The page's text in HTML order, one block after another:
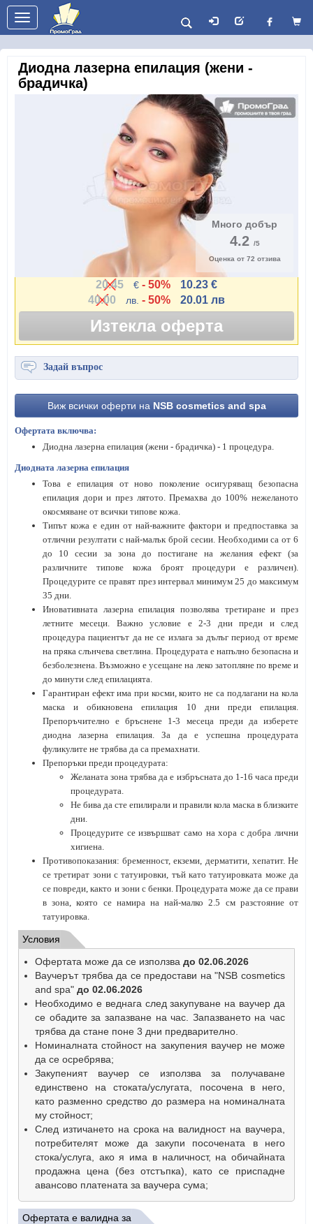
Toggle
navigation
Диодна лазерна епилация (жени -
брадичка)
Много добър
4.2 /5
Оценка от 72 отзива
20.45 € - 50%
10.23 €
40.00
лв. - 50% 20.01 лв
Изтекла оферта
Задай въпрос
Виж всички оферти на NSB cosmetics and spa
Офертата включва:
Диодна лазерна епилация (жени - брадичка) - 1 процедура
Диодната лазерна епилация
Това е епилация от ново поколение осигуряващ безопасна
епилация дори и през лятото. Премахва до 100% нежеланото
окосмяване от всички типове кожа.
Типът кожа е един от най-важните фактори и предпоставка за
отлични резултати с най-малък брой сесии. Необходими са от 6
до 10 сесии за зона до постигане на желания ефект (за
различните типове кожа броят процедури е различен).
Процедурите се правят през интервал минимум 25 до максимум
35 дни.
Иновативната лазерна епилация позволява третиране и през
летните месеци. Важно условие е 2-3 дни преди и след
процедура пациентът да не се излага за дълъг период от време
на пряка слънчева светлина. Процедурата е напълно безопасна и
безболезнена. Възможно е усещане на леко затопляне по време и
до минути след епилацията.
Гарантиран ефект има при косми, които не са подлагани на кола
маска и обикновена епилация 10 дни преди епилация.
Препоръчително е бръснене 1-3 месеца преди да изберете
диодна лазерна епилация. За да е успешна процедурата
фуликулите не трябва да са премахнати.
Препоръки преди процедурата:
Желаната зона трябва да е избръсната до 1-16 часа преди
процедурата.
Не бива да сте епилирали и правили кола маска в близките
дни.
Процедурите се извършват само на хора с добра лични
хигиена.
Противопоказания: бременност, екземи, дерматити, хепатит. Не
се третират зони с татуировки, тъй като татуировката може да
се повреди, както и зони с бенки. Процедурата може да се прави
в зона, която се намира на най-малко 2.5 см разстояние от
татуировка.
Условия
Офертата може да се използва до 02.06.2026
Ваучерът трябва да се предостави на "NSB cosmetics
and spa" до 02.06.2026
Необходимо е веднага след закупуване на ваучер да
се обадите за запазване на час. Запазването на час
трябва да стане поне 3 дни предварително.
Номиналната стойност на закупения ваучер не може
да се осребрява;
Закупеният ваучер се използва за получаване
единствено на стоката/услугата, посочена в него,
като разменно средство до размера на номиналната
му стойност;
След изтичането на срока на валидност на ваучера,
потребителят може да закупи посочената в него
стока/услуга, ако я има в наличност, на обичайната
продажна цена (без отстъпка), като се приспадне
авансово платената за ваучера сума;
Офертата е валидна за